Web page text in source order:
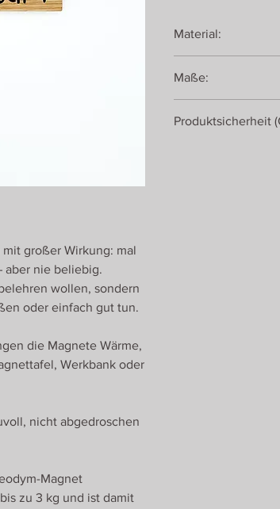
großer Wirkung: mal
aber nie beliebig.
wollen, sondern
oder einfach gut tun.
die Magnete Wärme,
Werkbank oder
nicht abgedroschen
Magnet
zu 3 kg und ist damit
Material:
Neodym-Magnet
Maße:
Produktsicherheit